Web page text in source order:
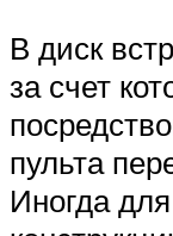
В диск
за счет
пульта
Иногда